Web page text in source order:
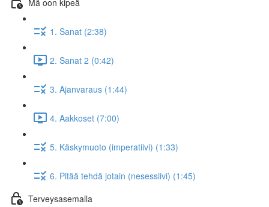
1. Sanat (2:38)
2. Sanat 2 (0:42)
3. Ajanvaraus (1:44)
4. Aakkoset (7:00)
5. Käskymuoto (imperatiivi) (1:33)
6. Pitää tehdä jotain (nesessiivi) (1:45)
Terveysasemalla